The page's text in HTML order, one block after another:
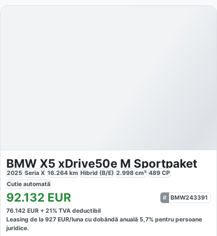
BMW X5 xDrive50e M Sportpaket
2025 Seria X 16.264 km Hibrid (B/E) 2.998 cm³ 489 CP
Cutie automată
92.132 EUR
BMW243391
76.142 EUR + 21% TVA deductibil
Leasing de la 927 EUR/luna cu dobăndă anuală 5,7% pentru persoane
juridice.